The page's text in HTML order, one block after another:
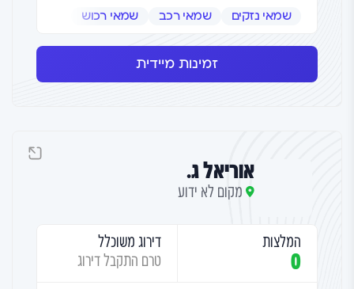
שמאי נזקים שמאי רכב שמאי רכוש
זמינות מיידית
אוריאל ג.
מקום לא ידוע
המלצות
0
דירוג משוכלל
טרם התקבל דירוג